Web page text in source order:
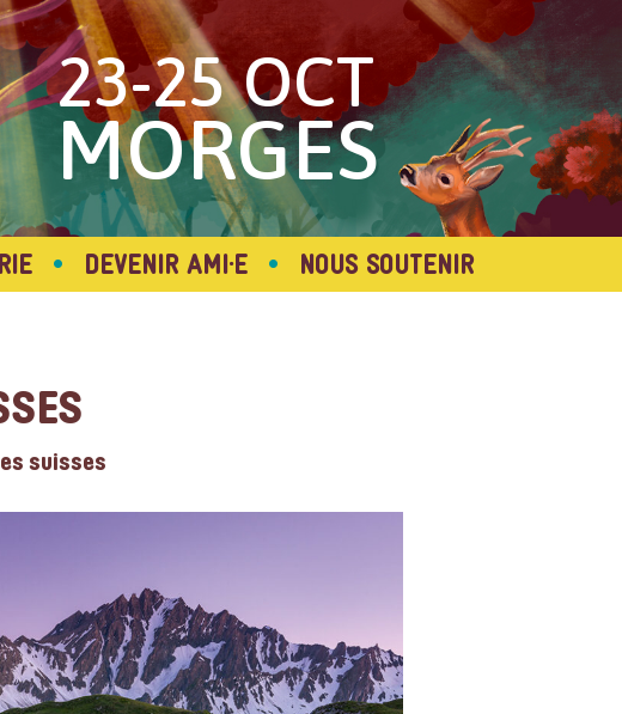
23-25 OCT
MORGES
• DEVENIR AMI·E • NOUS SOUTENIR
suisses